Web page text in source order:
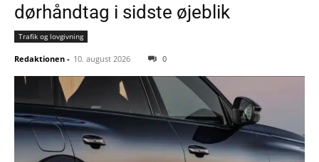
dørhåndtag i sidste øjeblik
Trafik og lovgivning
Redaktionen - 10. august 2026 0